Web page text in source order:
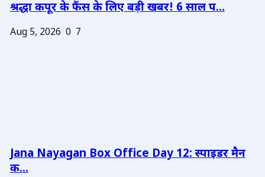
श्रद्धा कपूर के फैंस के लिए बड़ी खबर! 6 साल प...
Aug 5, 2026 0 7
Jana Nayagan Box Office Day 12: स्पाइडर मैन
क...